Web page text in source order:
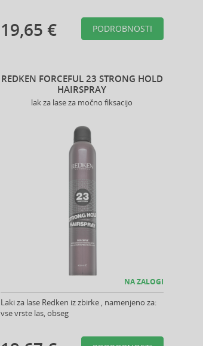
19,65 € PODROBNOSTI
REDKEN FORCEFUL 23 STRONG HOLD
HAIRSPRAY
lak za lase za močno fiksacijo
NA ZALOGI
Laki za lase Redken iz zbirke , namenjeno za:
vse vrste las, obseg